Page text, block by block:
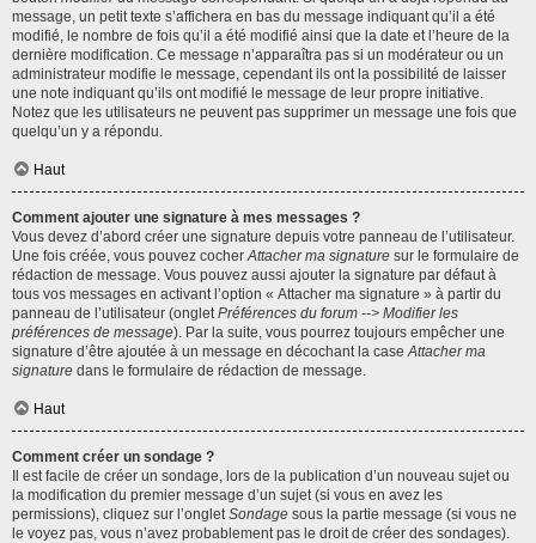
message, un petit texte s’affichera en bas du message indiquant qu’il a été
modifié, le nombre de fois qu’il a été modifié ainsi que la date et l’heure de la
dernière modification. Ce message n’apparaîtra pas si un modérateur ou un
administrateur modifie le message, cependant ils ont la possibilité de laisser
une note indiquant qu’ils ont modifié le message de leur propre initiative.
Notez que les utilisateurs ne peuvent pas supprimer un message une fois que
quelqu’un y a répondu.
Haut
Comment ajouter une signature à mes messages ?
Vous devez d’abord créer une signature depuis votre panneau de l’utilisateur.
Une fois créée, vous pouvez cocherAttacher ma signature sur le formulaire de
rédaction de message. Vous pouvez aussi ajouter la signature par défaut à
tous vos messages en activant l’option « Attacher ma signature » à partir du
panneau de l’utilisateur (ongletPréférences du forum --> Modifier les
préférences de message). Par la suite, vous pourrez toujours empêcher une
signature d’être ajoutée à un message en décochant la caseAttacher ma
signature dans le formulaire de rédaction de message.
Haut
Comment créer un sondage ?
Il est facile de créer un sondage, lors de la publication d’un nouveau sujet ou
la modification du premier message d’un sujet (si vous en avez les
permissions), cliquez sur l’ongletSondage sous la partie message (si vous ne
le voyez pas, vous n’avez probablement pas le droit de créer des sondages).